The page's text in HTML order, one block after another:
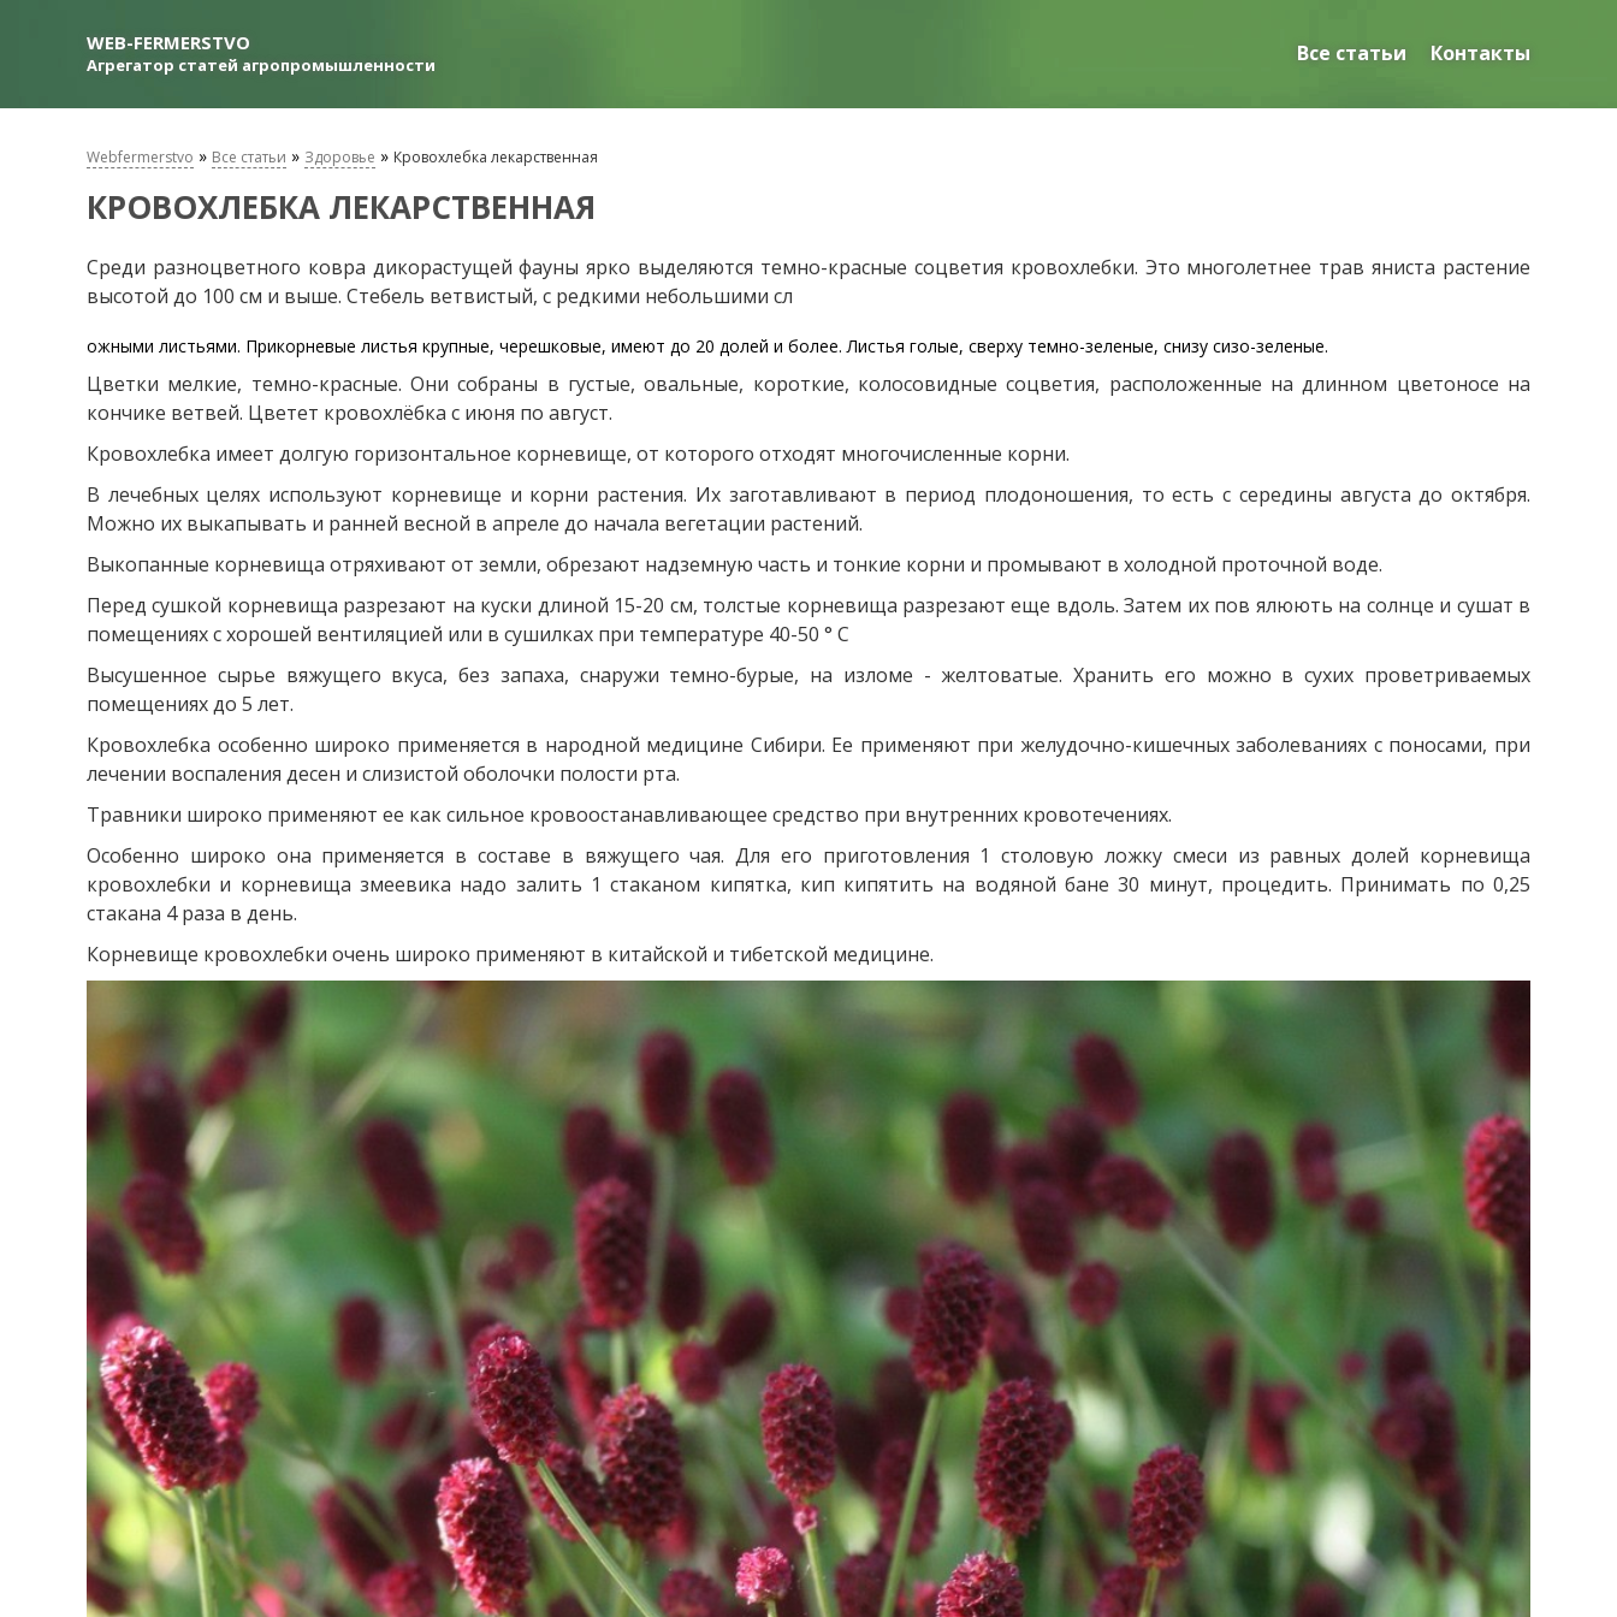
WEB-FERMERSTVO
Агрегатор статей агропромышленности Все статьи Контакты
Webfermerstvo » Все статьи » Здоровье » Кровохлебка лекарственная
КРОВОХЛЕБКА ЛЕКАРСТВЕННАЯ
Среди разноцветного ковра дикорастущей фауны ярко выделяются темно-красные соцветия кровохлебки. Это многолетнее трав яниста растение
высотой до 100 см и выше. Стебель ветвистый, с редкими небольшими сл
ожными листьями. Прикорневые листья крупные, черешковые, имеют до 20 долей и более. Листья голые, сверху темно-зеленые, снизу сизо-зеленые.
Цветки мелкие, темно-красные. Они собраны в густые, овальные, короткие, колосовидные соцветия, расположенные на длинном цветоносе на
кончике ветвей. Цветет кровохлёбка с июня по август.
Кровохлебка имеет долгую горизонтальное корневище, от которого отходят многочисленные корни.
В лечебных целях используют корневище и корни растения. Их заготавливают в период плодоношения, то есть с середины августа до октября.
Можно их выкапывать и ранней весной в апреле до начала вегетации растений.
Выкопанные корневища отряхивают от земли, обрезают надземную часть и тонкие корни и промывают в холодной проточной воде.
Перед сушкой корневища разрезают на куски длиной 15-20 см, толстые корневища разрезают еще вдоль. Затем их пов ялюють на солнце и сушат в
помещениях с хорошей вентиляцией или в сушилках при температуре 40-50 ° С
Высушенное сырье вяжущего вкуса, без запаха, снаружи темно-бурые, на изломе - желтоватые. Хранить его можно в сухих проветриваемых
помещениях до 5 лет.
Кровохлебка особенно широко применяется в народной медицине Сибири. Ее применяют при желудочно-кишечных заболеваниях с поносами, при
лечении воспаления десен и слизистой оболочки полости рта.
Травники широко применяют ее как сильное кровоостанавливающее средство при внутренних кровотечениях.
Особенно широко она применяется в составе в вяжущего чая. Для его приготовления 1 столовую ложку смеси из равных долей корневища
кровохлебки и корневища змеевика надо залить 1 стаканом кипятка, кип кипятить на водяной бане 30 минут, процедить. Принимать по 0,25
стакана 4 раза в день.
Корневище кровохлебки очень широко применяют в китайской и тибетской медицине.